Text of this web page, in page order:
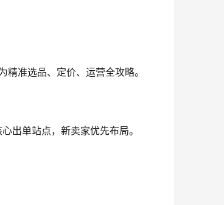
准选品、定价、运营全攻略。
出单站点，新卖家优先布局。